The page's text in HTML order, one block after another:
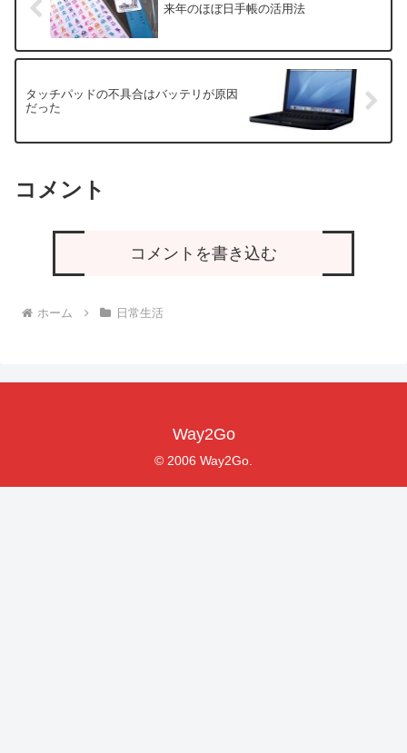
来年のほぼ日手帳の活用法
タッチパッドの不具合はバッテリが原因
だった
コメント
コメントを書き込む
ホーム 日常生活
Way2Go
© 2006 Way2Go.